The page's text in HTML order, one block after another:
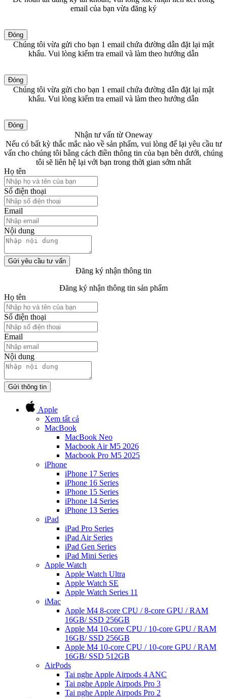
email của bạn vừa đăng ký
Đóng
Chúng tôi vừa gửi cho bạn 1 email chứa đường dẫn đặt lại mật
khẩu. Vui lòng kiểm tra email và làm theo hướng dẫn
Đóng
Chúng tôi vừa gửi cho bạn 1 email chứa đường dẫn đặt lại mật
khẩu. Vui lòng kiểm tra email và làm theo hướng dẫn
Đóng
Nhận tư vấn từ Oneway
Nếu có bất kỳ thắc mắc nào về sản phẩm, vui lòng để lại yêu cầu tư
vấn cho chúng tôi bằng cách điền thông tin của bạn bên dưới, chúng
tôi sẽ liên hệ lại với bạn trong thời gian sớm nhất
Họ tên
Số điện thoại
Email
Nội dung
Gửi yêu cầu tư vấn
Đăng ký nhận thông tin
Đăng ký nhận thông tin sản phẩm
Họ tên
Số điện thoại
Email
Nội dung
Gửi thông tin
Apple
Xem tất cả
MacBook
MacBook Neo
Macbook Air M5 2026
Macbook Pro M5 2025
iPhone
iPhone 17 Series
iPhone 16 Series
iPhone 15 Series
iPhone 14 Series
iPhone 13 Series
iPad
iPad Pro Series
iPad Air Series
iPad Gen Series
iPad Mini Series
Apple Watch
Apple Watch Ultra
Apple Watch SE
Apple Watch Series 11
iMac
Apple M4 8-core CPU / 8-core GPU / RAM
16GB/ SSD 256GB
Apple M4 10-core CPU / 10-core GPU / RAM
16GB/ SSD 256GB
Apple M4 10-core CPU / 10-core GPU / RAM
16GB/ SSD 512GB
AirPods
Tai nghe Apple Airpods 4 ANC
Tai nghe Apple Airpods Pro 3
Tai nghe Apple Airpods Pro 2